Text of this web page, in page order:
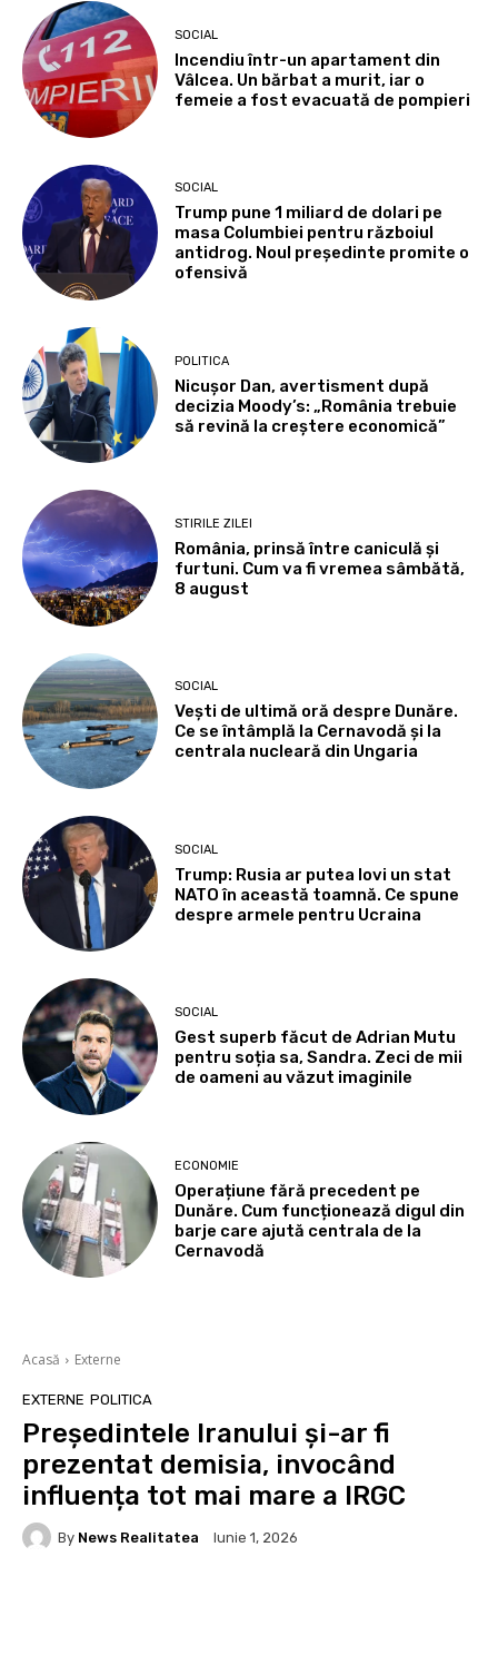
SOCIAL
Incendiu într-un apartament din
Vâlcea. Un bărbat a murit, iar o
femeie a fost evacuată de pompieri
SOCIAL
Trump pune 1 miliard de dolari pe
masa Columbiei pentru războiul
antidrog. Noul președinte promite o
ofensivă
POLITICA
Nicușor Dan, avertisment după
decizia Moody’s: „România trebuie
să revină la creștere economică”
STIRILE ZILEI
România, prinsă între caniculă și
furtuni. Cum va fi vremea sâmbătă,
8 august
SOCIAL
Vești de ultimă oră despre Dunăre.
Ce se întâmplă la Cernavodă și la
centrala nucleară din Ungaria
SOCIAL
Trump: Rusia ar putea lovi un stat
NATO în această toamnă. Ce spune
despre armele pentru Ucraina
SOCIAL
Gest superb făcut de Adrian Mutu
pentru soția sa, Sandra. Zeci de mii
de oameni au văzut imaginile
ECONOMIE
Operațiune fără precedent pe
Dunăre. Cum funcționează digul din
barje care ajută centrala de la
Cernavodă